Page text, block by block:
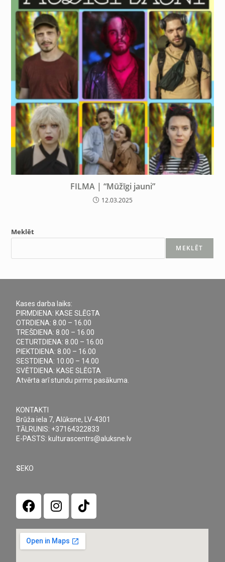
FILMA | “Mūžīgi jauni”
12.03.2025
Meklēt
MEKLĒT
Kases darba laiks:
PIRMDIENA: KASE SLĒGTA
OTRDIENA: 8.00 – 16.00
TREŠDIENA: 8.00 – 16.00
CETURTDIENA: 8.00 – 16.00
PIEKTDIENA: 8.00 – 16.00
SESTDIENA: 10.00 – 14.00
SVĒTDIENA: KASE SLĒGTA
Atvērta arī stundu pirms pasākuma.
KONTAKTI
Brūža iela 7, Alūksne, LV-4301
TĀLRUNIS: +37164322833
E-PASTS: kulturascentrs@aluksne.lv
SEKO